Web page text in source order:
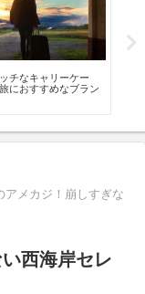
チなキャリーケー
におすすめなブラン
アメカジ！崩しすぎな
西海岸セレ